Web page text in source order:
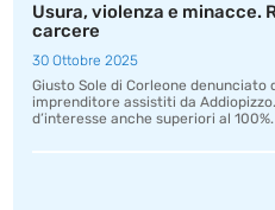
Usura, violenza e minacce.
carcere
30 Ottobre 2025
Giusto Sole di Corleone
imprenditore assistiti da
d’interesse anche superiori al 100%.